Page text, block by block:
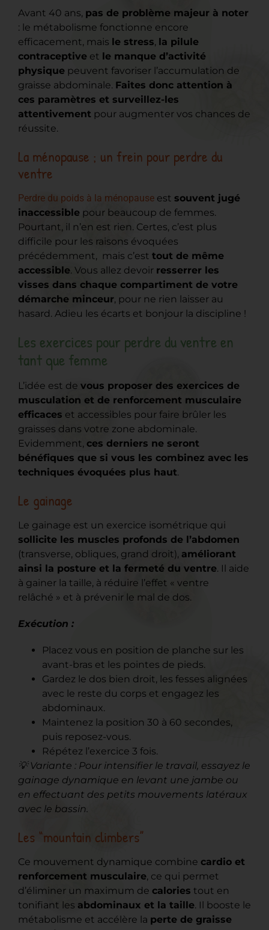
Avant 40 ans, pas de problème majeur à noter
: le métabolisme fonctionne encore
efficacement, mais le stress, la pilule
contraceptive et le manque d’activité
physique peuvent favoriser l’accumulation de
graisse abdominale. Faites donc attention à
ces paramètres et surveillez-les
attentivement pour augmenter vos chances de
réussite.
La ménopause ; un frein pour perdre du
ventre
Perdre du poids à la ménopause est souvent jugé
inaccessible pour beaucoup de femmes.
Pourtant, il n’en est rien. Certes, c’est plus
difficile pour les raisons évoquées
précédemment, mais c’est tout de même
accessible. Vous allez devoir resserrer les
visses dans chaque compartiment de votre
démarche minceur, pour ne rien laisser au
hasard. Adieu les écarts et bonjour la discipline !
Les exercices pour perdre du ventre en
tant que femme
L’idée est de vous proposer des exercices de
musculation et de renforcement musculaire
efficaces et accessibles pour faire brûler les
graisses dans votre zone abdominale.
Evidemment, ces derniers ne seront
bénéfiques que si vous les combinez avec les
techniques évoquées plus haut.
Le gainage
Le gainage est un exercice isométrique qui
sollicite les muscles profonds de l’abdomen
(transverse, obliques, grand droit), améliorant
ainsi la posture et la fermeté du ventre. Il aide
à gainer la taille, à réduire l’effet « ventre
relâché » et à prévenir le mal de dos.
Exécution :
Placez vous en position de planche sur les
avant-bras et les pointes de pieds.
Gardez le dos bien droit, les fesses alignées
avec le reste du corps et engagez les
abdominaux.
Maintenez la position 30 à 60 secondes,
puis reposez-vous.
Répétez l’exercice 3 fois.
💡 Variante : Pour intensifier le travail, essayez le
gainage dynamique en levant une jambe ou
en effectuant des petits mouvements latéraux
avec le bassin.
Les “mountain climbers”
Ce mouvement dynamique combine cardio et
renforcement musculaire, ce qui permet
d’éliminer un maximum de calories tout en
tonifiant les abdominaux et la taille. Il booste le
métabolisme et accélère la perte de graisse